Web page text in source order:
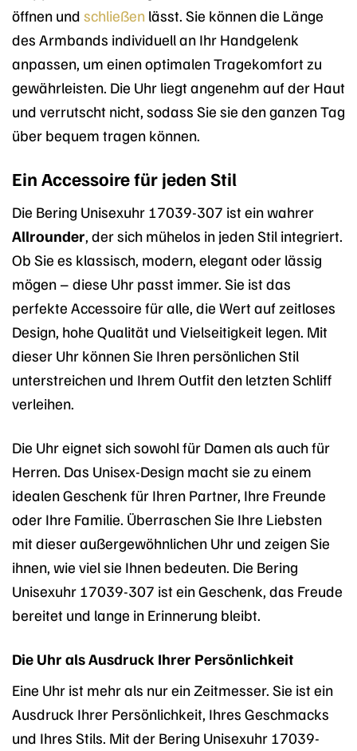
öffnen und schließen lässt. Sie können die Länge
des Armbands individuell an Ihr Handgelenk
anpassen, um einen optimalen Tragekomfort zu
gewährleisten. Die Uhr liegt angenehm auf der Haut
und verrutscht nicht, sodass Sie sie den ganzen Tag
über bequem tragen können.
Ein Accessoire für jeden Stil
Die Bering Unisexuhr 17039-307 ist ein wahrer
Allrounder, der sich mühelos in jeden Stil integriert.
Ob Sie es klassisch, modern, elegant oder lässig
mögen – diese Uhr passt immer. Sie ist das
perfekte Accessoire für alle, die Wert auf zeitloses
Design, hohe Qualität und Vielseitigkeit legen. Mit
dieser Uhr können Sie Ihren persönlichen Stil
unterstreichen und Ihrem Outfit den letzten Schliff
verleihen.
Die Uhr eignet sich sowohl für Damen als auch für
Herren. Das Unisex-Design macht sie zu einem
idealen Geschenk für Ihren Partner, Ihre Freunde
oder Ihre Familie. Überraschen Sie Ihre Liebsten
mit dieser außergewöhnlichen Uhr und zeigen Sie
ihnen, wie viel sie Ihnen bedeuten. Die Bering
Unisexuhr 17039-307 ist ein Geschenk, das Freude
bereitet und lange in Erinnerung bleibt.
Die Uhr als Ausdruck Ihrer Persönlichkeit
Eine Uhr ist mehr als nur ein Zeitmesser. Sie ist ein
Ausdruck Ihrer Persönlichkeit, Ihres Geschmacks
und Ihres Stils. Mit der Bering Unisexuhr 17039-